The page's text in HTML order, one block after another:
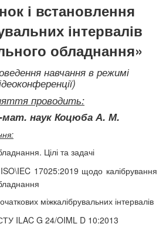
і встановлення
інтервалів
обладнання»
навчання в режимі
проводить:
мат. наук Коцюба А. М.
Цілі та задачі
17025:2019 щодо калібрування
міжкалібрувальних інтервалів
ILAC G 24/OIML D 10:2013